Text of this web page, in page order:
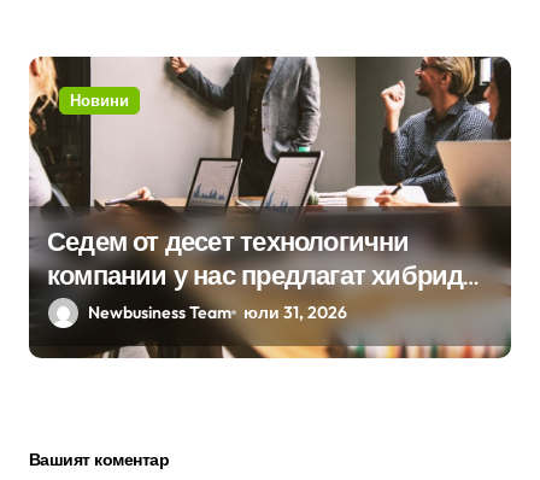
Новини
Седем от десет технологични
компании у нас предлагат хибридна
работаNewbusiness Team юли 31, 2026
Вашият коментар